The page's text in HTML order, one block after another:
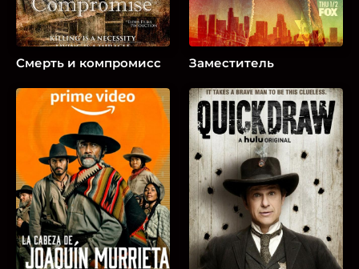
Смерть и компромисс Заместитель